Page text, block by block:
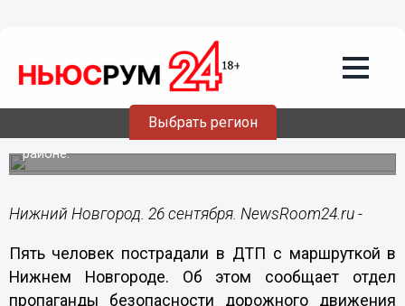
Выбрать регион
26.09.201517:41
Пять человек пострадали в ДТП с
маршруткой в Нижнем Новгороде
ДТП произошло на улице Дьяконова в Автозаводском
районе.
Нижний Новгород. 26 сентября. NewsRoom24.ru -
Пять человек пострадали в ДТП с маршруткой в
Нижнем Новгороде. Об этом сообщает отдел
пропаганды безопасности дорожного движения